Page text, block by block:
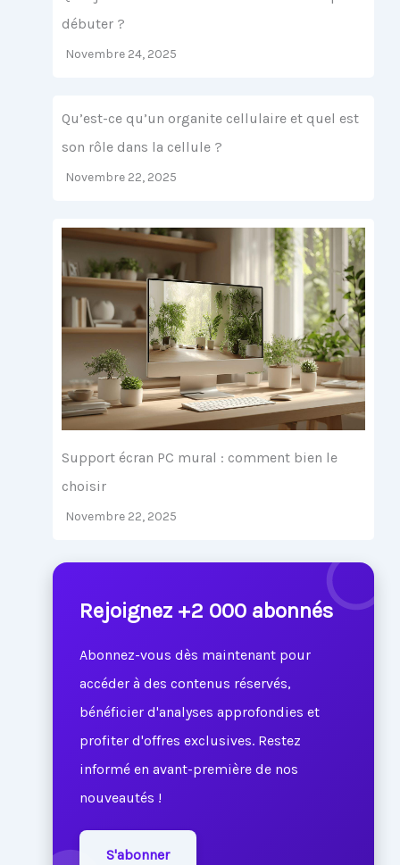
débuter ?
Novembre 24, 2025
Qu’est-ce qu’un organite cellulaire et quel est
son rôle dans la cellule ?
Novembre 22, 2025
Support écran PC mural : comment bien le
choisir
Novembre 22, 2025
Rejoignez +2 000 abonnés
Abonnez-vous dès maintenant pour
accéder à des contenus réservés,
bénéficier d'analyses approfondies et
profiter d'offres exclusives. Restez
informé en avant-première de nos
nouveautés !
S'abonner